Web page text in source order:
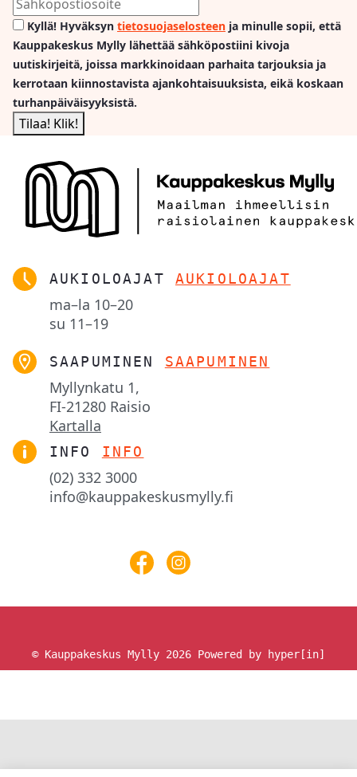
Kyllä! Hyväksyn tietosuojaselosteen ja minulle sopii, että
Kauppakeskus Mylly lähettää sähköpostiini kivoja
uutiskirjeitä, joissa markkinoidaan parhaita tarjouksia ja
kerrotaan kiinnostavista ajankohtaisuuksista, eikä koskaan
turhanpäiväisyyksistä.
AUKIOLOAJAT AUKIOLOAJAT
ma–la 10–20
su 11–19
SAAPUMINEN SAAPUMINEN
Myllynkatu 1,
FI-21280 Raisio
Kartalla
INFO INFO
(02) 332 3000
info@kauppakeskusmylly.fi
© Kauppakeskus Mylly 2026 Powered by hyper[in]